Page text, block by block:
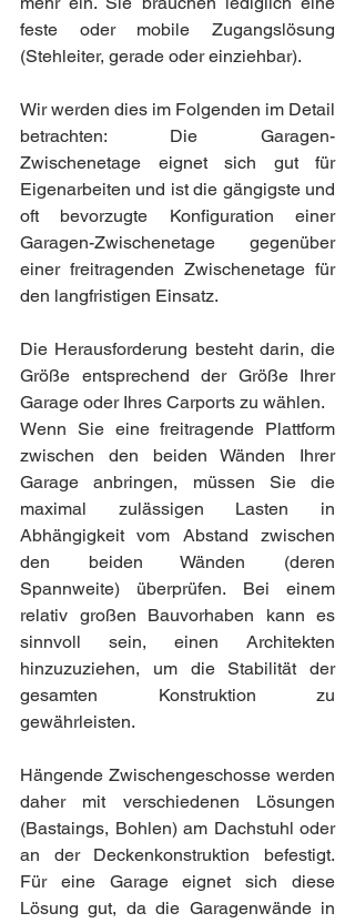
feste oder mobile Zugangslösung
(Stehleiter, gerade oder einziehbar).
Wir werden dies im Folgenden im Detail
betrachten: Die Garagen-
Zwischenetage eignet sich gut für
Eigenarbeiten und ist die gängigste und
oft bevorzugte Konfiguration einer
Garagen-Zwischenetage gegenüber
einer freitragenden Zwischenetage für
den langfristigen Einsatz.
Die Herausforderung besteht darin, die
Größe entsprechend der Größe Ihrer
Wenn Sie eine freitragende Plattform
zwischen den beiden Wänden Ihrer
Garage anbringen, müssen Sie die
maximal zulässigen Lasten in
Abhängigkeit vom Abstand zwischen
den beiden Wänden (deren
Spannweite) überprüfen. Bei einem
relativ großen Bauvorhaben kann es
sinnvoll sein, einen Architekten
hinzuzuziehen, um die Stabilität der
gesamten Konstruktion zu
gewährleisten.
Hängende Zwischengeschosse werden
daher mit verschiedenen Lösungen
(Bastaings, Bohlen) am Dachstuhl oder
an der Deckenkonstruktion befestigt.
Für eine Garage eignet sich diese
Lösung gut, da die Garagenwände in